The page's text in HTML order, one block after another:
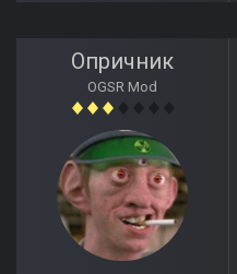
Опричник
OGSR Mod